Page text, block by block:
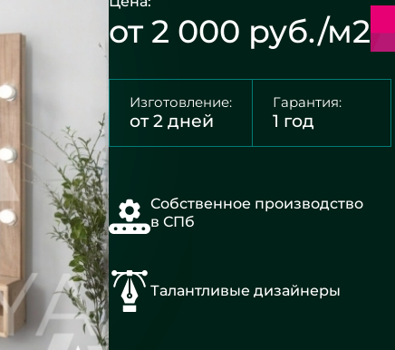
от 2 000 руб./м2
Изготовление:
от 2 дней
Гарантия:
1 год
Собственное производство
в СПб
Талантливые дизайнеры